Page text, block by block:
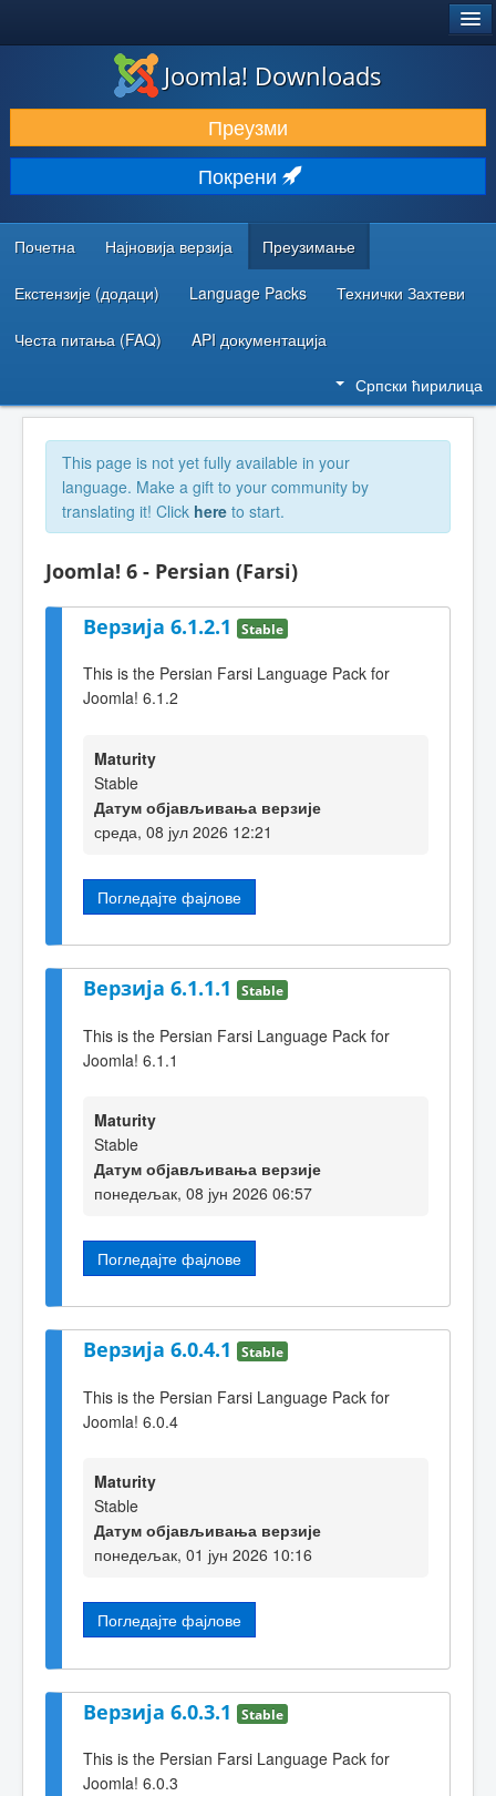
ПРЕУЗИМАЊЕ И ПРОШИРЕЊА (ЕКСТЕНЗИЈЕ)
ОТКРИЈТЕ И НАУЧИТЕ
ЗАЈЕДНИЦА И ПОДРШКА
РЕСУРСИ ЗА РАЗВОЈ
Joomla! Downloads
Преузми
Покрени
Почетна Најновија верзија Преузимање
Екстензије (додаци) Language Packs Технички Захтеви
Честа питања (FAQ) API документација
Српски ћирилица
This page is not yet fully available in your
language. Make a gift to your community by
translating it! Click here to start.
Joomla! 6 - Persian (Farsi)
Верзија 6.1.2.1 Stable
This is the Persian Farsi Language Pack for
Joomla! 6.1.2
Maturity
Stable
Датум објављивања верзије
среда, 08 јул 2026 12:21
Погледајте фајлове
Верзија 6.1.1.1 Stable
This is the Persian Farsi Language Pack for
Joomla! 6.1.1
Maturity
Stable
Датум објављивања верзије
понедељак, 08 јун 2026 06:57
Погледајте фајлове
Верзија 6.0.4.1 Stable
This is the Persian Farsi Language Pack for
Joomla! 6.0.4
Maturity
Stable
Датум објављивања верзије
понедељак, 01 јун 2026 10:16
Погледајте фајлове
Верзија 6.0.3.1 Stable
This is the Persian Farsi Language Pack for
Joomla! 6.0.3